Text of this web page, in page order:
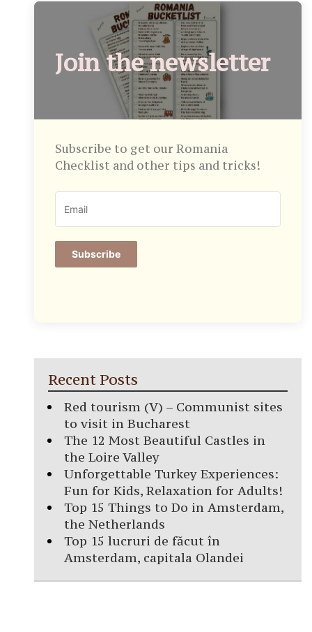
Join the newsletter
Subscribe to get our Romania
Checklist and other tips and tricks!
Subscribe
Recent Posts
Red tourism (V) – Communist sites
to visit in Bucharest
The 12 Most Beautiful Castles in
the Loire Valley
Unforgettable Turkey Experiences:
Fun for Kids, Relaxation for Adults!
Top 15 Things to Do in Amsterdam,
the Netherlands
Top 15 lucruri de făcut în
Amsterdam, capitala Olandei